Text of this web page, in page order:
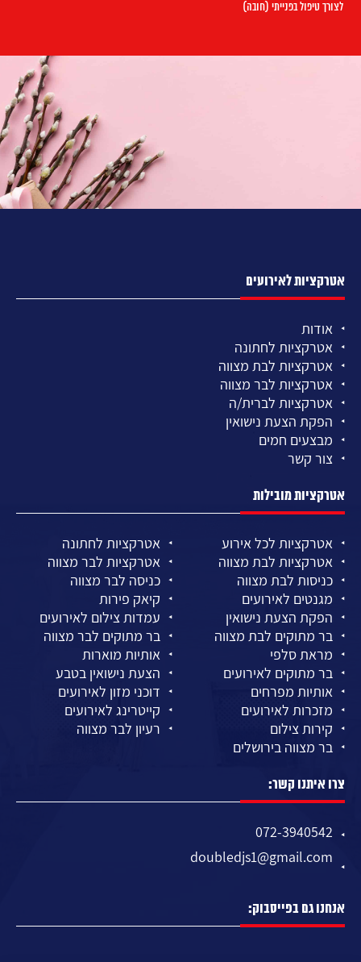
לצורך טיפול בפנייתי (חובה)
אטרקציות לאירועים
אודות
אטרקציות לחתונה
אטרקציות לבת מצווה
אטרקציות לבר מצווה
אטרקציות לברית/ה
הפקת הצעת נישואין
מבצעים חמים
צור קשר
אטרקציות מובילות
אטרקציות לכל אירוע
אטרקציות לחתונה
אטרקציות לבת מצווה
אטרקציות לבר מצווה
כניסות לבת מצווה
כניסה לבר מצווה
מגנטים לאירועים
קיאק פירות
הפקת הצעת נישואין
עמדות צילום לאירועים
בר מתוקים לבת מצווה
בר מתוקים לבר מצווה
מראת סלפי
אותיות מוארות
בר מתוקים לאירועים
הצעת נישואין בטבע
אותיות מפרחים
דוכני מזון לאירועים
מזכרות לאירועים
קייטרינג לאירועים
קירות צילום
רעיון לבר מצווה
בר מצווה בירושלים
צרו איתנו קשר:
072-3940542
doubledjs1@gmail.com
אנחנו גם בפייסבוק: